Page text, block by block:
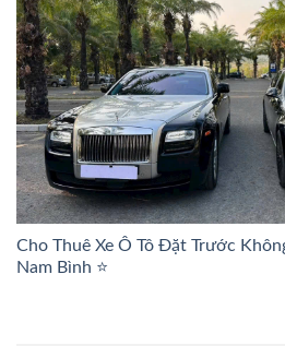
Cho Thuê Xe Ô Tô Đặt Trước
Nam Bình ⭐